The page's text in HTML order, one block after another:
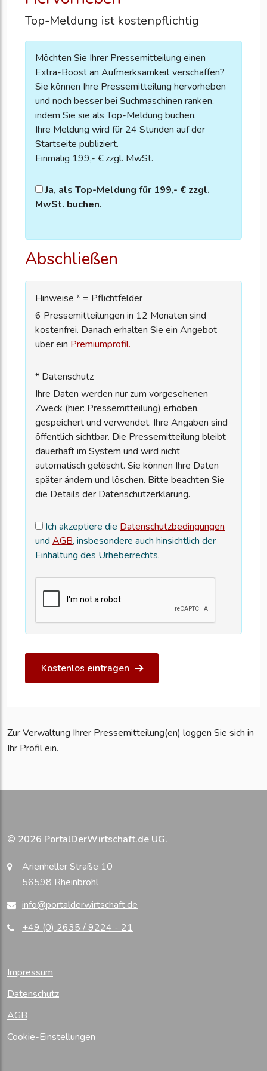
Top-Meldung ist kostenpflichtig
Möchten Sie Ihrer Pressemitteilung einen
Extra-Boost an Aufmerksamkeit verschaffen?
Sie können Ihre Pressemitteilung hervorheben
und noch besser bei Suchmaschinen ranken,
indem Sie sie als Top-Meldung buchen.
Ihre Meldung wird für 24 Stunden auf der
Startseite publiziert.
Einmalig 199,- € zzgl. MwSt.
Ja, als Top-Meldung für 199,- € zzgl.
MwSt. buchen.
Abschließen
Hinweise * = Pflichtfelder
6 Pressemitteilungen in 12 Monaten sind
kostenfrei. Danach erhalten Sie ein Angebot
über ein Premiumprofil.
* Datenschutz
Ihre Daten werden nur zum vorgesehenen
Zweck (hier: Pressemitteilung) erhoben,
gespeichert und verwendet. Ihre Angaben sind
öffentlich sichtbar. Die Pressemitteilung bleibt
dauerhaft im System und wird nicht
automatisch gelöscht. Sie können Ihre Daten
später ändern und löschen. Bitte beachten Sie
die Details der Datenschutzerklärung.
Ich akzeptiere die Datenschutzbedingungen
und AGB, insbesondere auch hinsichtlich der
Einhaltung des Urheberrechts.
Kostenlos eintragen
Zur Verwaltung Ihrer Pressemitteilung(en) loggen Sie sich in
Ihr Profil ein.
© 2026 PortalDerWirtschaft.de UG.
Arienheller Straße 10
56598 Rheinbrohl
info@portalderwirtschaft.de
+49 (0) 2635 / 9224 - 21
Impressum
Datenschutz
AGB
Cookie-Einstellungen